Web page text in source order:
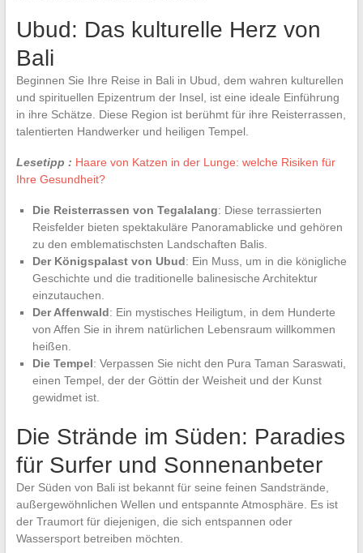
Ubud: Das kulturelle Herz von
Bali
Beginnen Sie Ihre Reise in Bali in Ubud, dem wahren kulturellen
und spirituellen Epizentrum der Insel, ist eine ideale Einführung
in ihre Schätze. Diese Region ist berühmt für ihre Reisterrassen,
talentierten Handwerker und heiligen Tempel.
Lesetipp : Haare von Katzen in der Lunge: welche Risiken für
Ihre Gesundheit?
Die Reisterrassen von Tegalalang: Diese terrassierten
Reisfelder bieten spektakuläre Panoramablicke und gehören
zu den emblematischsten Landschaften Balis.
Der Königspalast von Ubud: Ein Muss, um in die königliche
Geschichte und die traditionelle balinesische Architektur
einzutauchen.
Der Affenwald: Ein mystisches Heiligtum, in dem Hunderte
von Affen Sie in ihrem natürlichen Lebensraum willkommen
heißen.
Die Tempel: Verpassen Sie nicht den Pura Taman Saraswati,
einen Tempel, der der Göttin der Weisheit und der Kunst
gewidmet ist.
Die Strände im Süden: Paradies
für Surfer und Sonnenanbeter
Der Süden von Bali ist bekannt für seine feinen Sandstrände,
außergewöhnlichen Wellen und entspannte Atmosphäre. Es ist
der Traumort für diejenigen, die sich entspannen oder
Wassersport betreiben möchten.